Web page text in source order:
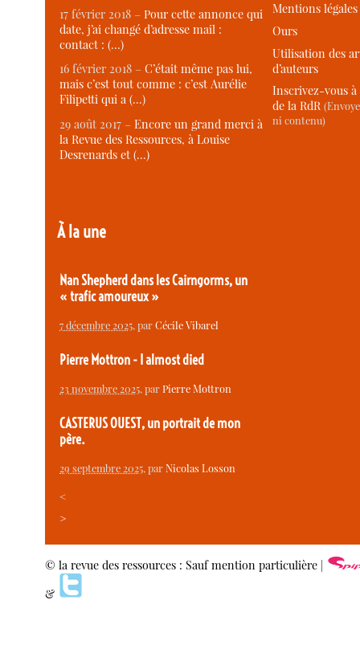
17 février 2018 –Pour cette annonce qui
date, j’ai changé d’adresse mail :
contact : (…)
16 février 2018 –C’était même pas lui,
mais c’est tout comme : c’est Aurélie
Filipetti qui a (…)
29 août 2017 –Encore un grand merci à
la Revue des Ressources, à Louise
Desrenards et (…)
À la une
Nan Shepherd dans les Cairngorms, un
« trafic amoureux »
7 décembre 2025, parCécile Vibarel
Pierre Mottron - I almost died
23 novembre 2025, parPierre Mottron
CASTERUS OUEST, un portrait de mon
père.
29 septembre 2025, parNicolas Losson
<
>
Mentions légales
Ours
Utilisation des
d’auteurs
Inscrivez-vous
de la RdR
ni contenu)
© la revue des ressources : Sauf mention particulière |
&